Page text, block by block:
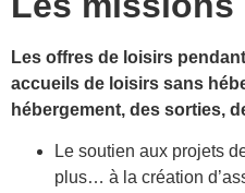
Les offres de loisirs
accueils de loisirs sans
hébergement, des sorties,
Le soutien aux projets
plus… à la création